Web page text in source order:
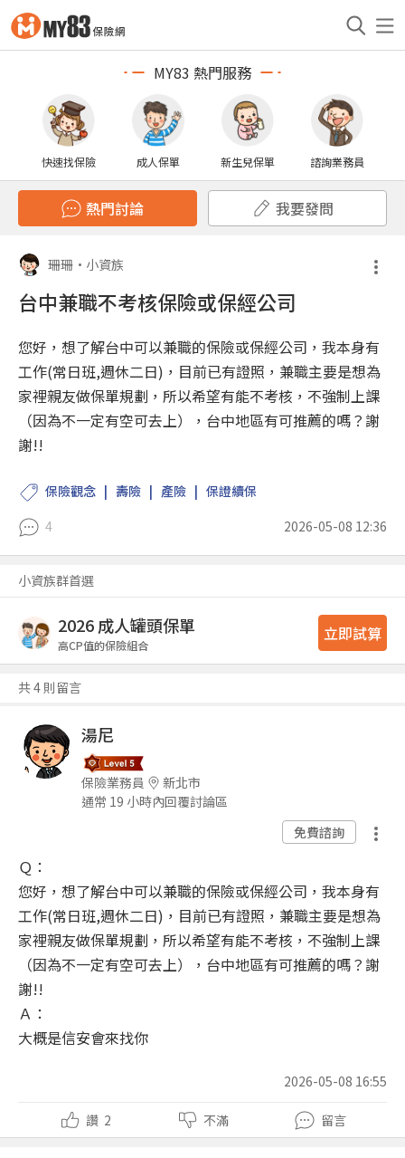
MY83 熱門服務
快速找保險 成人保單 新生兒保單 諮詢業務員
熱門討論 我要發問
珊珊 • 小資族
台中兼職不考核保險或保經公司
您好，想了解台中可以兼職的保險或保經公司，我本身有
工作(常日班,週休二日)，目前已有證照，兼職主要是想為
家裡親友做保單規劃，所以希望有能不考核，不強制上課
（因為不一定有空可去上），台中地區有可推薦的嗎？謝
謝!!
保險觀念 壽險 產險
保證續保
4
2026-05-08 12:36
小資族群首選
2026 成人罐頭保單
高CP值的保險組合
立即試算
共 4 則留言
湯尼
保險業務員
新北市
通常 19 小時內回覆討論區
免費諮詢
Ｑ：
您好，想了解台中可以兼職的保險或保經公司，我本身有
工作(常日班,週休二日)，目前已有證照，兼職主要是想為
家裡親友做保單規劃，所以希望有能不考核，不強制上課
（因為不一定有空可去上），台中地區有可推薦的嗎？謝
謝!!
Ａ：
大概是信安會來找你
2026-05-08 16:55
讚 2 不滿 留言